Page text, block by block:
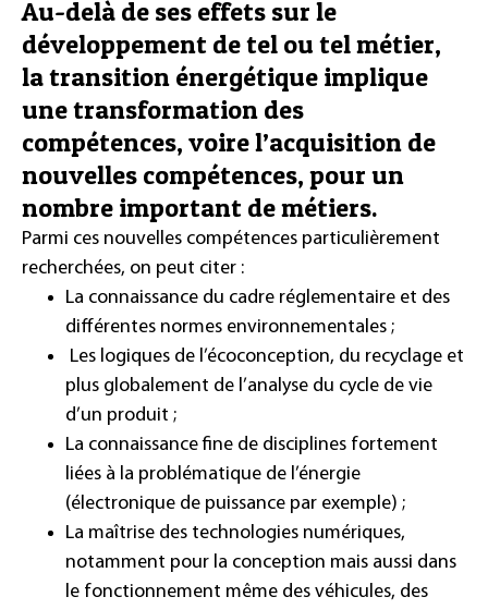
Au-delà de ses effets sur le
développement de tel ou tel métier,
la transition énergétique implique
une transformation des
compétences, voire l’acquisition de
nouvelles compétences, pour un
nombre important de métiers.
Parmi ces nouvelles compétences particulièrement
recherchées, on peut citer :
La connaissance du cadre réglementaire et des
différentes normes environnementales ;
Les logiques de l’écoconception, du recyclage et
plus globalement de l’analyse du cycle de vie
d’un produit ;
La connaissance fine de disciplines fortement
liées à la problématique de l’énergie
(électronique de puissance par exemple) ;
La maîtrise des technologies numériques,
notamment pour la conception mais aussi dans
le fonctionnement même des véhicules, des